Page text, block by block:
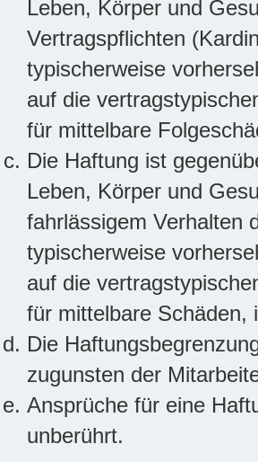
Leben, Körper und
Vertragspflichten
typischerweise
auf die
für mittelbare
Die Haftung ist
Leben, Körper und
fahrlässigem Verhalten
typischerweise
auf die
für mittelbare Schäden,
Die
zugunsten der
Ansprüche für eine
unberührt.